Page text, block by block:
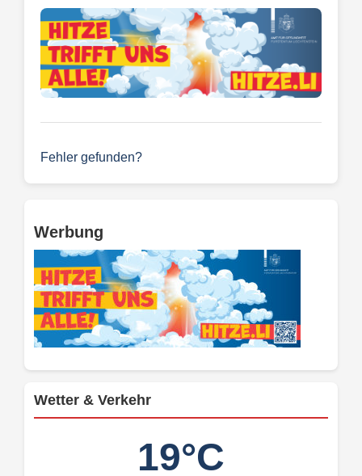
Fehler gefunden?
Werbung
Wetter & Verkehr
19°C